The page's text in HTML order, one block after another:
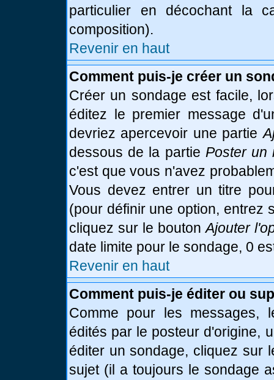
particulier en décochant la
composition).
Revenir en haut
Comment puis-je créer un
Créer un sondage est facile,
éditez le premier message
devriez apercevoir une partie
dessous de la partie Poster un
c'est que vous n'avez
Vous devez entrer un titre
(pour définir une option, entrez
cliquez sur le boutonAjouter
date limite pour le sondage, 0
Revenir en haut
Comment puis-je éditer ou
Comme pour les messages,
édités par le posteur d'origine,
éditer un sondage, cliquez sur
sujet (il a toujours le sondage